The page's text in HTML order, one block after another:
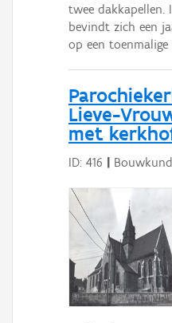
twee dakkapellen.
bevindt zich een
op een toenmalige
Lieve-
met
ID: 416 |